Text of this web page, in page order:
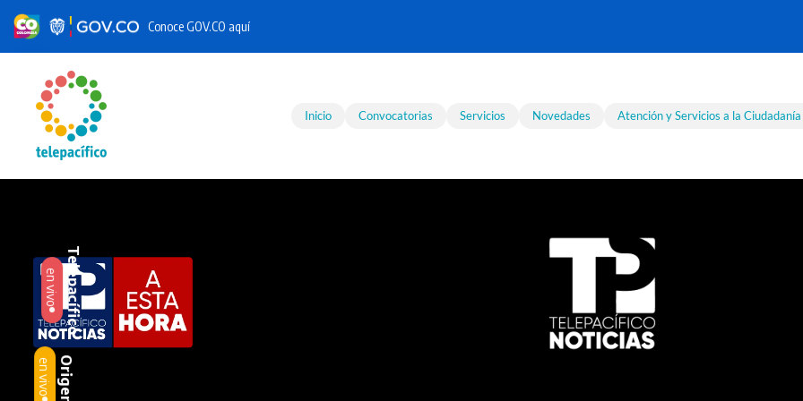
Skip to main content
Conoce GOV.CO aquí
Inicio Convocatorias Servicios Novedades Atención y Servicios a la Ciudadanía
Telepacífico
en vivo
Origen
en vivo